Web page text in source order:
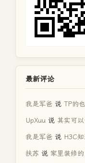
最新评论
我是军爸 说 TP的
UpXuu 说 其实可
我是军爸 说 H3C
扶苏 说 家里装修